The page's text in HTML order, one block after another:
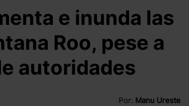
e inunda las
Roo, pese a
autoridades
Por: Manu Ureste